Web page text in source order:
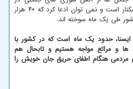
کشور طی سال قبل ۳۰۰۰ هکتار است و نمی توان ادعا کرد که ۴۰ هزار
طی یک ماه سوخته اند.
ایسنا، حدود یک ماه است که در کشور با
و مراتع مواجه هستیم و تابحال هم
مردمی هنگام اطفای حریق جان خویش را